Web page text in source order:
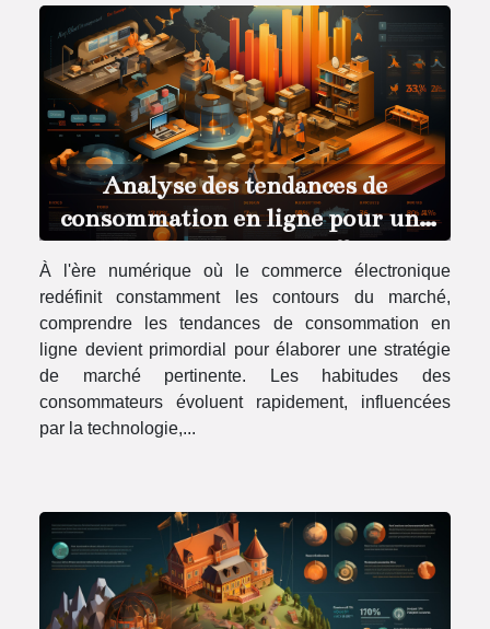
Analyse des tendances de
consommation en ligne pour une
stratégie de marché efficace
À l'ère numérique où le commerce électronique
redéfinit constamment les contours du marché,
comprendre les tendances de consommation en
ligne devient primordial pour élaborer une stratégie
de marché pertinente. Les habitudes des
consommateurs évoluent rapidement, influencées
par la technologie,...